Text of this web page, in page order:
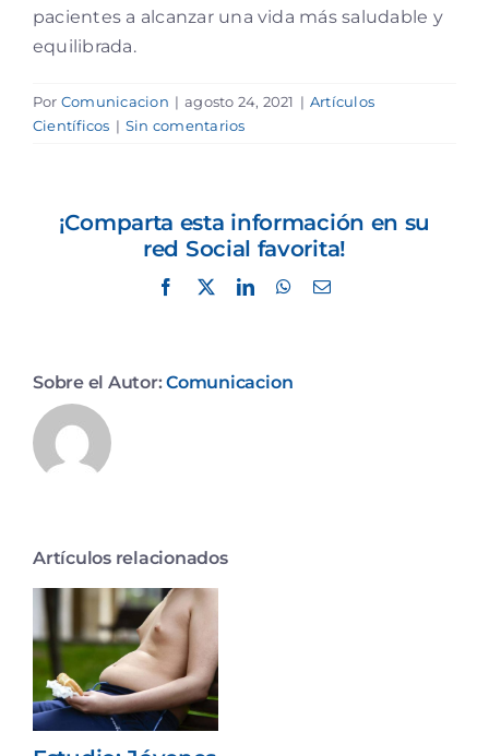
pacientes a alcanzar una vida más saludable y
equilibrada.
Por Comunicacion | agosto 24, 2021 | Artículos
Científicos | Sin comentarios
¡Comparta esta información en su
red Social favorita!
Facebook
X LinkedInWhatsApp
Correo
Sobre el Autor:Comunicacion
Artículos relacionados